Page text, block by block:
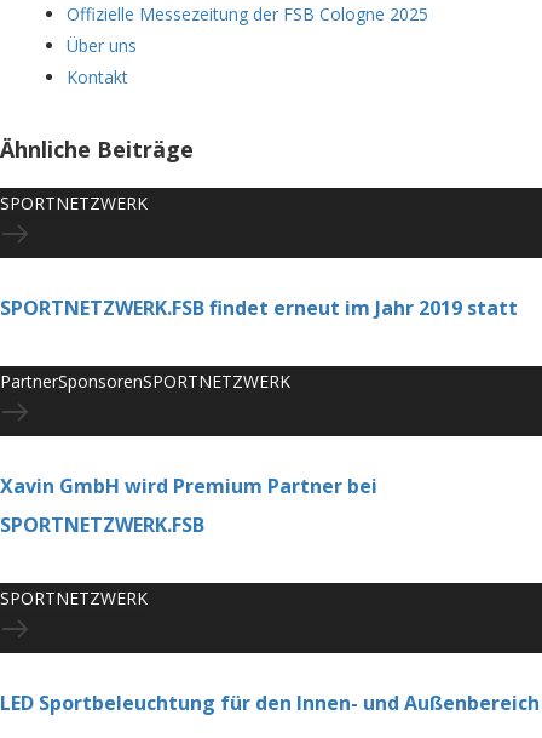
Offizielle Messezeitung der FSB Cologne 2025
Über uns
Kontakt
Ähnliche Beiträge
SPORTNETZWERK
SPORTNETZWERK.FSB findet erneut im Jahr 2019 statt
PartnerSponsorenSPORTNETZWERK
Xavin GmbH wird Premium Partner bei
SPORTNETZWERK.FSB
SPORTNETZWERK
LED Sportbeleuchtung für den Innen- und Außenbereich